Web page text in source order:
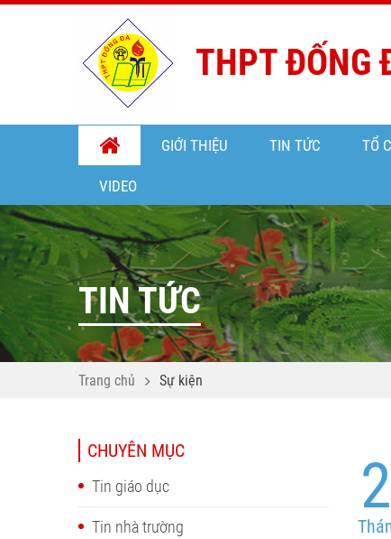
THPT ĐỐNG
GIỚI THIỆU TIN TỨC TỔ
VIDEO
TIN TỨC
Trang chủ Sự kiện
CHUYÊN MỤC
Tin giáo dục
Tin nhà trường